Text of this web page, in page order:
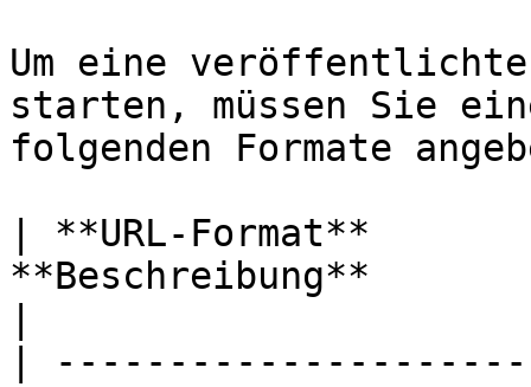
Um eine
starten, müssen Sie
folgenden Formate
| **URL-
**Beschreibung**
|